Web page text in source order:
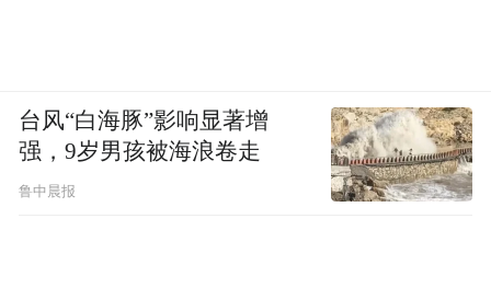
台风“白海豚”影响显著增
强，9岁男孩被海浪卷走
鲁中晨报